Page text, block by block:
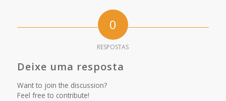
0
RESPOSTAS
Deixe uma resposta
Want to join the discussion?
Feel free to contribute!